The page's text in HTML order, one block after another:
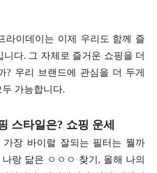
라이데이는 이제 우리도 함께 즐
다. 그 자체로 즐거운 쇼핑을 더
? 우리 브랜드에 관심을 더 두게
두 가능합니다.
스타일은? 쇼핑 운세
가장 바이럴 잘되는 필터는 뭘까
랑 닮은 ㅇㅇㅇ 찾기, 올해 나의